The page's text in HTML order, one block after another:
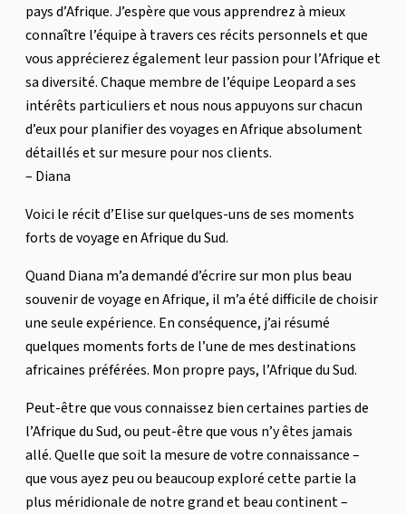
pays d’Afrique. J’espère que vous apprendrez à mieux
connaître l’équipe à travers ces récits personnels et que
vous apprécierez également leur passion pour l’Afrique et
sa diversité. Chaque membre de l’équipe Leopard a ses
intérêts particuliers et nous nous appuyons sur chacun
d’eux pour planifier des voyages en Afrique absolument
détaillés et sur mesure pour nos clients.
– Diana
Voici le récit d’Elise sur quelques-uns de ses moments
forts de voyage en Afrique du Sud.
Quand Diana m’a demandé d’écrire sur mon plus beau
souvenir de voyage en Afrique, il m’a été difficile de choisir
une seule expérience. En conséquence, j’ai résumé
quelques moments forts de l’une de mes destinations
africaines préférées. Mon propre pays, l’Afrique du Sud.
Peut-être que vous connaissez bien certaines parties de
l’Afrique du Sud, ou peut-être que vous n’y êtes jamais
allé. Quelle que soit la mesure de votre connaissance –
que vous ayez peu ou beaucoup exploré cette partie la
plus méridionale de notre grand et beau continent –